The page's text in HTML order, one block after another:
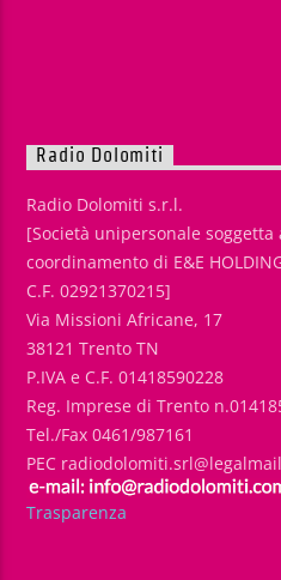
Radio Dolomiti
Radio Dolomiti s.r.l.
[Società unipersonale
coordinamento di E&E
C.F. 02921370215]
Via Missioni Africane, 17
38121 Trento TN
P.IVA e C.F. 01418590228
Reg. Imprese di Trento
Tel./Fax 0461/987161
PEC
Trasparenza